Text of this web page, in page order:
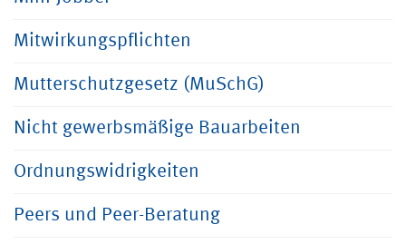
Mitwirkungspflichten
Mutterschutzgesetz (MuSchG)
Nicht gewerbsmäßige Bauarbeiten
Ordnungswidrigkeiten
Peers und Peer-Beratung